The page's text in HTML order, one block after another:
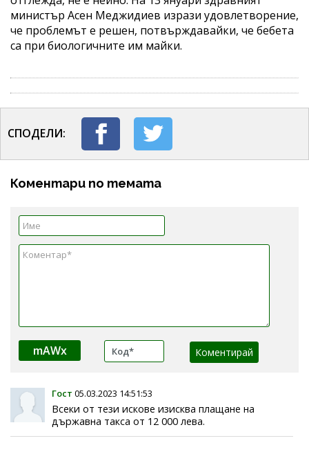
министър Асен Меджидиев изрази удовлетворение,
че проблемът е решен, потвърждавайки, че бебета
са при биологичните им майки.
СПОДЕЛИ:
Коментари по темата
mAWx
Гост 05.03.2023 14:51:53
Всеки от тези искове изисква плащане на
държавна такса от 12 000 лева.